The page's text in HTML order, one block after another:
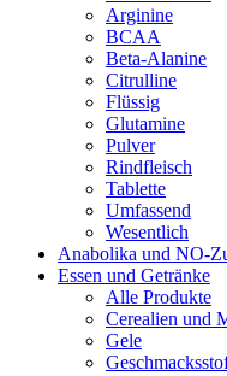
Arginine
BCAA
Beta-Alanine
Citrulline
Flüssig
Glutamine
Pulver
Rindfleisch
Tablette
Umfassend
Wesentlich
Anabolika und NO-
Essen und Getränke
Alle Produkte
Cerealien und
Gele